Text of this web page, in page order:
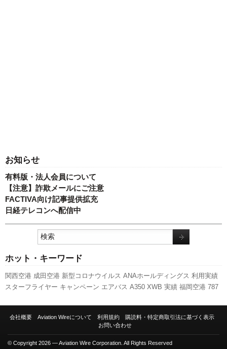
お知らせ
有料版・法人会員について
【注意】詐欺メールにご注意
FACTIVA向け記事提供拡充
日経テレコンへ配信中
ホット・キーワード
関西空港 成田空港 新型コロナウイルス ANAホールディングス 利用実績
スターフライヤー キャンペーン エアバス A350 XWB 実績 福岡空港 787
日本航空
先週の注目記事 羽田空港 777 国交省 旅客数 全日空 発着回数
会社概要 Aviation Wireについて 利用規約
購読料・特定商取引法に基づく表示
お問い合わせ
© Copyright 2026 — Aviation Wire Corporation. All Rights Reserved